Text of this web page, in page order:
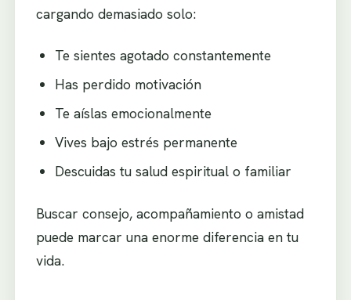
cargando demasiado solo:
Te sientes agotado constantemente
Has perdido motivación
Te aíslas emocionalmente
Vives bajo estrés permanente
Descuidas tu salud espiritual o familiar
Buscar consejo, acompañamiento o amistad
puede marcar una enorme diferencia en tu
vida.